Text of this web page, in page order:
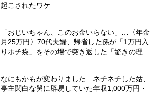
起こされたワケ
「おじいちゃん、このお金いらない」…〈年金
月25万円〉70代夫婦、帰省した孫が「1万円入
りポチ袋」をその場で突き返した「驚きの理
なにもかもが変わりました…ネチネチした姑、
亭主関白な舅に辟易していた年収1,000万円・